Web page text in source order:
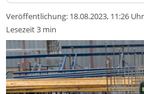
Veröffentlichung: 18.08.2023, 11:26 Uhr
Lesezeit 3 min